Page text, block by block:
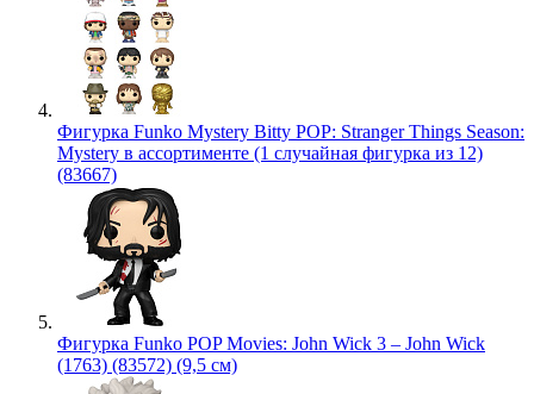
Фигурка Funko Mystery Bitty POP: Stranger Things Season:
Mystery в ассортименте (1 случайная фигурка из 12)
(83667)
Фигурка Funko POP Movies: John Wick 3 – John Wick
(1763) (83572) (9,5 см)